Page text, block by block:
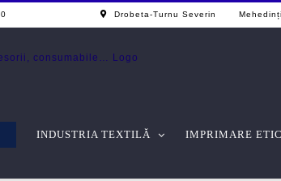
- 17.00 Drobeta-Turnu Severin Mehedinți
INDUSTRIA TEXTILĂ IMPRIMARE